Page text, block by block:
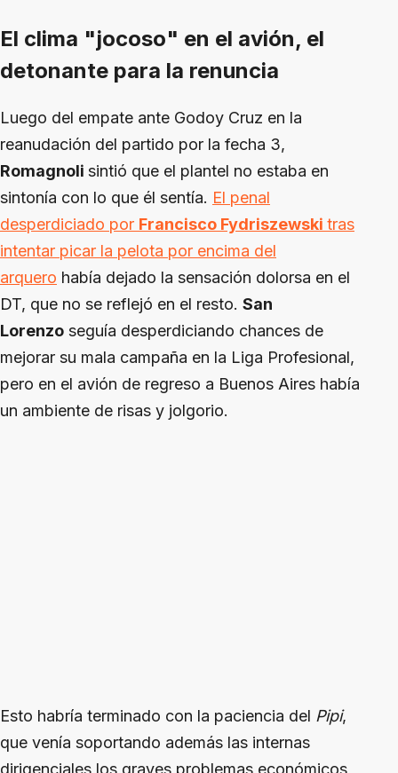
El clima "jocoso" en el avión, el
detonante para la renuncia
Luego del empate ante Godoy Cruz en la
reanudación del partido por la fecha 3,
Romagnoli sintió que el plantel no estaba en
sintonía con lo que él sentía. El penal
desperdiciado por Francisco Fydriszewski tras
intentar picar la pelota por encima del
arquero había dejado la sensación dolorsa en el
DT, que no se reflejó en el resto. San
Lorenzo seguía desperdiciando chances de
mejorar su mala campaña en la Liga Profesional,
pero en el avión de regreso a Buenos Aires había
un ambiente de risas y jolgorio.
Esto habría terminado con la paciencia del Pipi,
que venía soportando además las internas